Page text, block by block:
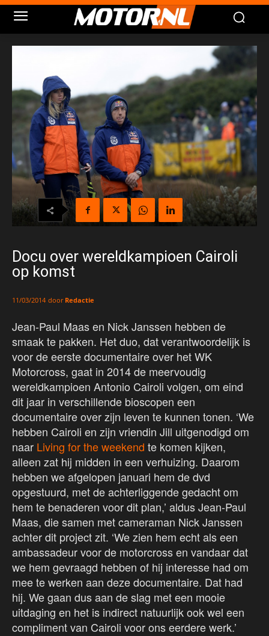
Docu over wereldkampioen Cairoli
op komst
11/03/2014 door Redactie
Jean-Paul Maas en Nick Janssen hebben de
smaak te pakken. Het duo, dat verantwoordelijk is
voor de eerste documentaire over het WK
Motorcross, gaat in 2014 de meervoudig
wereldkampioen Antonio Cairoli volgen, om eind
dit jaar in verschillende bioscopen een
documentaire over zijn leven te kunnen tonen. ‘We
hebben Cairoli en zijn vriendin Jill uitgenodigd om
naar Living for the weekend te komen kijken,
alleen zat hij midden in een verhuizing. Daarom
hebben we afgelopen januari hem de dvd
opgestuurd, met de achterliggende gedacht om
hem te benaderen voor dit plan,’ aldus Jean-Paul
Maas, die samen met cameraman Nick Janssen
achter dit project zit. ‘We zien hem echt als een
ambassadeur voor de motorcross en vandaar dat
we hem gevraagd hebben of hij interesse had om
mee te werken aan deze documentaire. Dat had
hij. We gaan dus aan de slag met een mooie
uitdaging en het is indirect natuurlijk ook wel een
compliment van Cairoli voor ons eerdere werk.’